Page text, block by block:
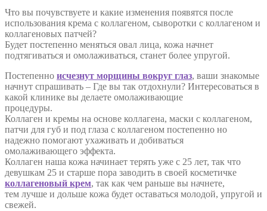
Что вы почувствуете и какие изменения появятся после
использования крема с коллагеном, сыворотки с коллагеном и
коллагеновых патчей?
Будет постепенно меняться овал лица, кожа начнет
подтягиваться и омолаживаться, станет более упругой.
Постепенно исчезнут морщины вокруг глаз, ваши знакомые
начнут спрашивать – Где вы так отдохнули? Интересоваться в
какой клинике вы делаете омолаживающие
процедуры.
Коллаген и кремы на основе коллагена, маски с коллагеном,
патчи для губ и под глаза с коллагеном постепенно но
надежно помогают ухаживать и добиваться
омолаживающего эффекта.
Коллаген наша кожа начинает терять уже с 25 лет, так что
девушкам 25 и старше пора заводить в своей косметичке
коллагеновый крем, так как чем раньше вы начнете,
тем лучше и дольше кожа будет оставаться молодой, упругой и
свежей.